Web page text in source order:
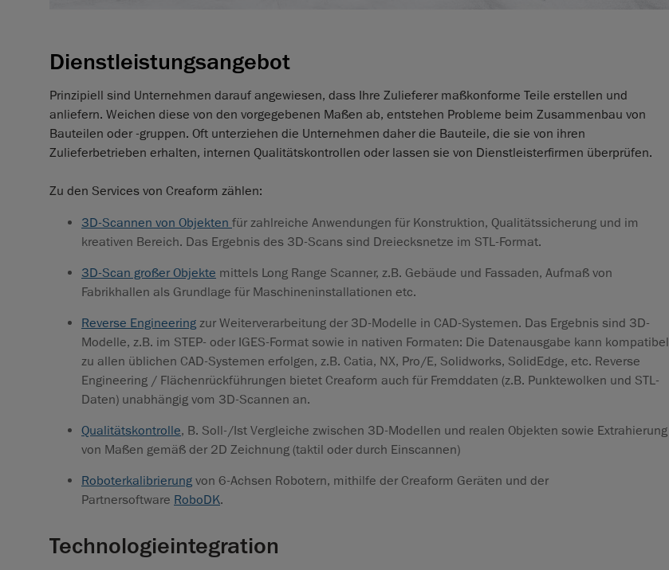
Dienstleistungsangebot
Prinzipiell sind Unternehmen darauf angewiesen, dass Ihre Zulieferer maßkonforme Teile erstellen und
anliefern. Weichen diese von den vorgegebenen Maßen ab, entstehen Probleme beim Zusammenbau von
Bauteilen oder -gruppen. Oft unterziehen die Unternehmen daher die Bauteile, die sie von ihren
Zulieferbetrieben erhalten, internen Qualitätskontrollen oder lassen sie von Dienstleisterfirmen überprüfen.
Zu den Services von Creaform zählen:
3D-Scannen von Objekten für zahlreiche Anwendungen für Konstruktion, Qualitätssicherung und im
kreativen Bereich. Das Ergebnis des 3D-Scans sind Dreiecksnetze im STL-Format.
3D-Scan großer Objekte mittels Long Range Scanner, z.B. Gebäude und Fassaden, Aufmaß von
Fabrikhallen als Grundlage für Maschineninstallationen etc.
Reverse Engineering zur Weiterverarbeitung der 3D-Modelle in CAD-Systemen. Das Ergebnis sind 3D-
Modelle, z.B. im STEP- oder IGES-Format sowie in nativen Formaten: Die Datenausgabe kann kompatibel
zu allen üblichen CAD-Systemen erfolgen, z.B. Catia, NX, Pro/E, Solidworks, SolidEdge, etc. Reverse
Engineering / Flächenrückführungen bietet Creaform auch für Fremddaten (z.B. Punktewolken und STL-
Daten) unabhängig vom 3D-Scannen an.
Qualitätskontrolle, B. Soll-/Ist Vergleiche zwischen 3D-Modellen und realen Objekten sowie Extrahierung
von Maßen gemäß der 2D Zeichnung (taktil oder durch Einscannen)
Roboterkalibrierung von 6-Achsen Robotern, mithilfe der Creaform Geräten und der
Partnersoftware RoboDK.
Technologieintegration